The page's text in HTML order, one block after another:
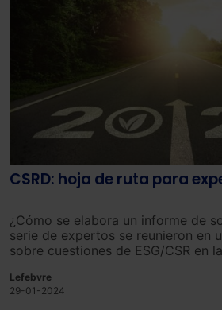
CSRD: hoja de ruta para
¿Cómo se elabora un informe de
serie de expertos se reunieron en
sobre cuestiones de ESG/CSR en
Lefebvre
29-01-2024